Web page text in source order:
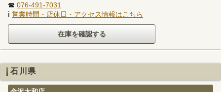
☎ 076-491-7031
ℹ 営業時間・店休日・アクセス情報はこちら
石川県